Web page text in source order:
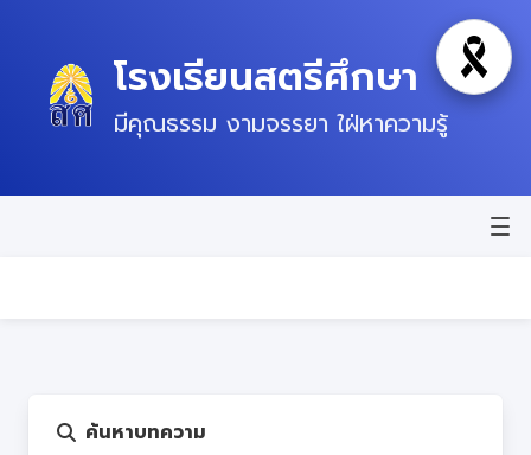
โรงเรียนสตรีศึกษา
มีคุณธรรม งามจรรยา ใฝ่หาความรู้
บุคลากร ค้นหาบทความ
โหมดไ